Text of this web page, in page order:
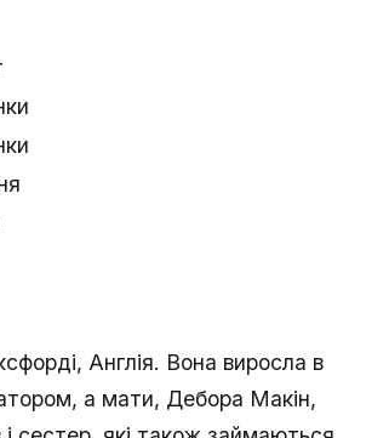
Англія. Вона виросла в
а мати, Дебора Макін,